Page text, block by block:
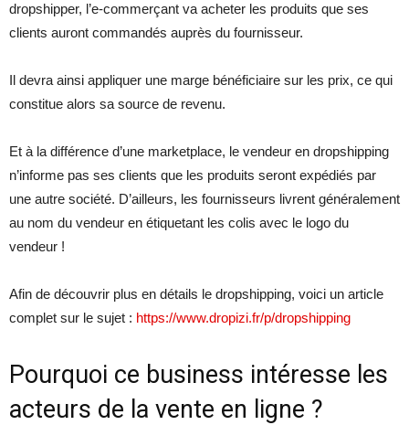
dropshipper, l’e-commerçant va acheter les produits que ses
clients auront commandés auprès du fournisseur.
Il devra ainsi appliquer une marge bénéficiaire sur les prix, ce qui
constitue alors sa source de revenu.
Et à la différence d’une marketplace, le vendeur en dropshipping
n’informe pas ses clients que les produits seront expédiés par
une autre société. D’ailleurs, les fournisseurs livrent généralement
au nom du vendeur en étiquetant les colis avec le logo du
vendeur !
Afin de découvrir plus en détails le dropshipping, voici un article
complet sur le sujet : https://www.dropizi.fr/p/dropshipping
Pourquoi ce business intéresse les
acteurs de la vente en ligne ?